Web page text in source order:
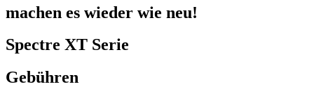
machen es wieder wie neu!
Spectre XT Serie
Gebühren